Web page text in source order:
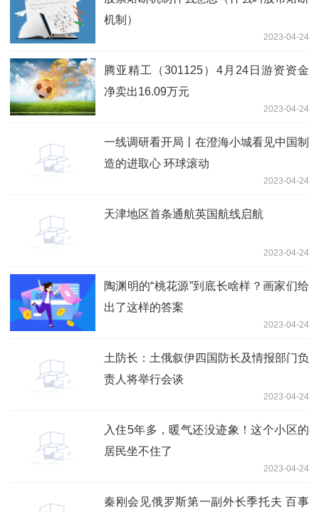
机制）
2023-04-24
腾亚精工（301125）4月24日游资资金
净卖出16.09万元
2023-04-24
一线调研看开局丨在澄海小城看见中国制
造的进取心 环球滚动
2023-04-24
天津地区首条通航英国航线启航
2023-04-24
陶渊明的“桃花源”到底长啥样？画家们给
出了这样的答案
2023-04-24
土防长：土俄叙伊四国防长及情报部门负
责人将举行会谈
2023-04-24
入住5年多，暖气还没迹象！这个小区的
居民坐不住了
2023-04-24
秦刚会见俄罗斯第一副外长季托夫 百事